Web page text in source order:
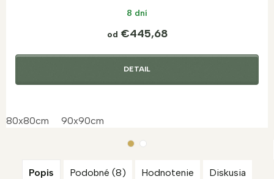
8 dní
od €445,68
DETAIL
80x80cm 90x90cm
Popis Podobné (8) Hodnotenie Diskusia